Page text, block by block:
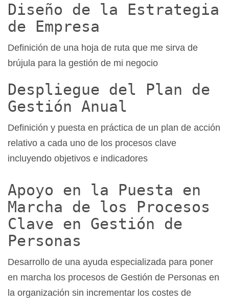
Diseño de la Estrategia
de Empresa
Definición de una hoja de ruta que me sirva de
brújula para la gestión de mi negocio
Despliegue del Plan de
Gestión Anual
Definición y puesta en práctica de un plan de acción
relativo a cada uno de los procesos clave
incluyendo objetivos e indicadores
Apoyo en la Puesta en
Marcha de los Procesos
Clave en Gestión de
Personas
Desarrollo de una ayuda especializada para poner
en marcha los procesos de Gestión de Personas en
la organización sin incrementar los costes de